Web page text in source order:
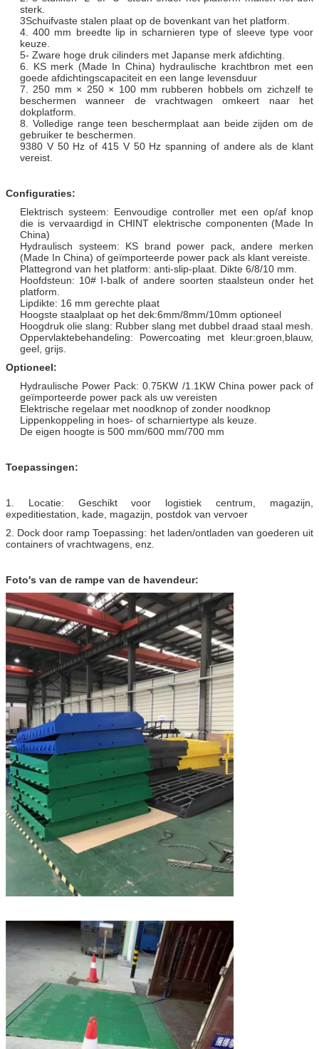
sterk.
3Schuifvaste stalen plaat op de bovenkant van het platform.
4. 400 mm breedte lip in scharnieren type of sleeve type voor
keuze.
5- Zware hoge druk cilinders met Japanse merk afdichting.
6. KS merk (Made In China) hydraulische krachtbron met een
goede afdichtingscapaciteit en een lange levensduur
7. 250 mm × 250 × 100 mm rubberen hobbels om zichzelf te
beschermen wanneer de vrachtwagen omkeert naar het
dokplatform.
8. Volledige range teen beschermplaat aan beide zijden om de
gebruiker te beschermen.
9380 V 50 Hz of 415 V 50 Hz spanning of andere als de klant
vereist.
Configuraties:
Elektrisch systeem: Eenvoudige controller met een op/af knop
die is vervaardigd in CHINT elektrische componenten (Made In
China)
Hydraulisch systeem: KS brand power pack, andere merken
(Made In China) of geïmporteerde power pack als klant vereiste.
Plattegrond van het platform: anti-slip-plaat. Dikte 6/8/10 mm.
Hoofdsteun: 10# I-balk of andere soorten staalsteun onder het
platform.
Lipdikte: 16 mm gerechte plaat
Hoogste staalplaat op het dek:6mm/8mm/10mm optioneel
Hoogdruk olie slang: Rubber slang met dubbel draad staal mesh.
Oppervlaktebehandeling: Powercoating met kleur:groen,blauw,
geel, grijs.
Optioneel:
Hydraulische Power Pack: 0.75KW /1.1KW China power pack of
geïmporteerde power pack als uw vereisten
Elektrische regelaar met noodknop of zonder noodknop
Lippenkoppeling in hoes- of scharniertype als keuze.
De eigen hoogte is 500 mm/600 mm/700 mm
Toepassingen:
1. Locatie: Geschikt voor logistiek centrum, magazijn,
expeditiestation, kade, magazijn, postdok van vervoer
2. Dock door ramp Toepassing: het laden/ontladen van goederen uit
containers of vrachtwagens, enz.
Foto's van de rampe van de havendeur: